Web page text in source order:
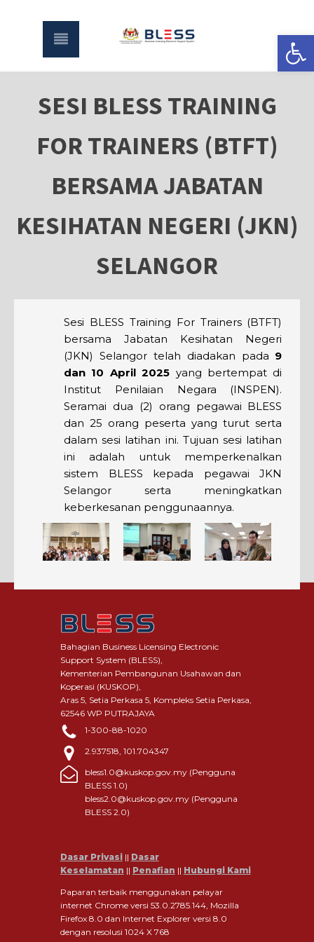
SESI BLESS TRAINING
FOR TRAINERS (BTFT)
BERSAMA JABATAN
KESIHATAN NEGERI (JKN)
SELANGOR
Sesi BLESS Training For Trainers (BTFT)
bersama Jabatan Kesihatan Negeri
(JKN) Selangor telah diadakan pada 9
dan 10 April 2025 yang bertempat di
Institut Penilaian Negara (INSPEN).
Seramai dua (2) orang pegawai BLESS
dan 25 orang peserta yang turut serta
dalam sesi latihan ini. Tujuan sesi latihan
ini adalah untuk memperkenalkan
sistem BLESS kepada pegawai JKN
Selangor serta meningkatkan
keberkesanan penggunaannya.
Bahagian Business Licensing Electronic
Support System (BLESS),
Kementerian Pembangunan Usahawan dan
Koperasi (KUSKOP),
Aras 5, Setia Perkasa 5, Kompleks Setia Perkasa,
62546 WP PUTRAJAYA
1-300-88-1020
2.937518, 101.704347
bless1.0@kuskop.gov.my (Pengguna
BLESS 1.0)
bless2.0@kuskop.gov.my (Pengguna
BLESS 2.0)
Dasar Privasi|| Dasar
Keselamatan || Penafian || Hubungi Kami
Paparan terbaik menggunakan pelayar
internet Chrome versi 53.0.2785.144, Mozilla
Firefox 8.0 dan Internet Explorer versi 8.0
dengan resolusi 1024 X 768